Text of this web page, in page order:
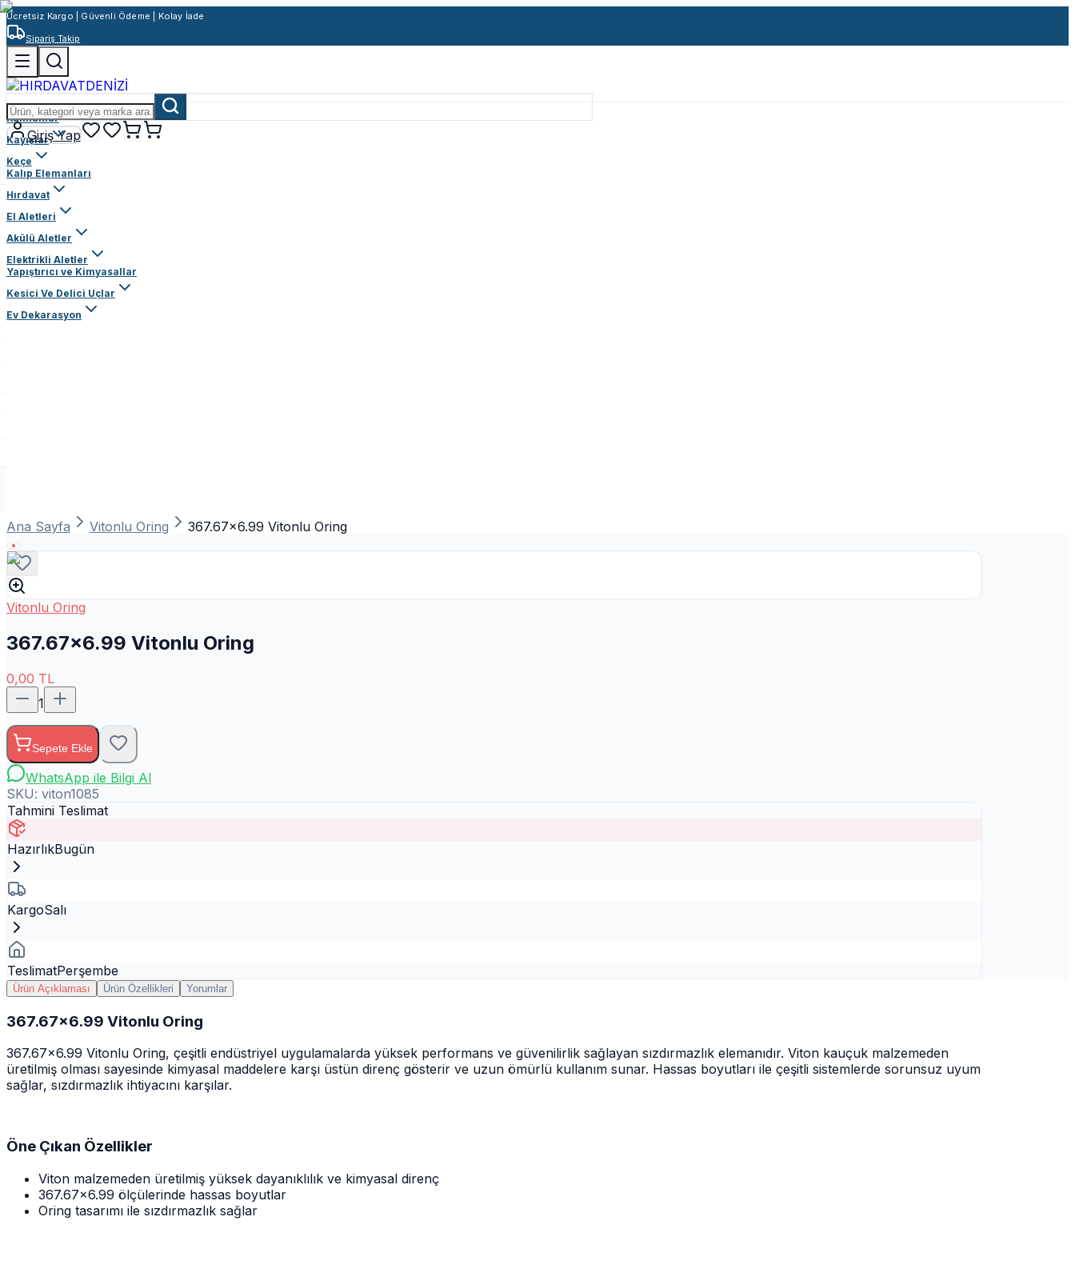
Ücretsiz Kargo | Güvenli Ödeme | Kolay İade
Sipariş Takip
Giriş Yap
Rulmanlar
Kayışlar
Keçe
Kalıp Elemanları
Hırdavat
El Aletleri
Akülü Aletler
Elektrikli Aletler
Yapıştırıcı ve Kimyasallar
Kesici Ve Delici Uçlar
Ev Dekarasyon
Ana Sayfa Vitonlu Oring 367.67x6.99 Vitonlu Oring
Vitonlu Oring
367.67x6.99 Vitonlu Oring
0,00 TL
1
Sepete Ekle
WhatsApp ile Bilgi Al
SKU: viton1085
Tahmini Teslimat
HazırlıkBugün
KargoSalı
TeslimatPerşembe
Ürün Açıklaması Ürün Özellikleri Yorumlar
367.67x6.99 Vitonlu Oring
367.67x6.99 Vitonlu Oring, çeşitli endüstriyel uygulamalarda yüksek performans ve güvenilirlik sağlayan sızdırmazlık elemanıdır. Viton kauçuk malzemeden
üretilmiş olması sayesinde kimyasal maddelere karşı üstün direnç gösterir ve uzun ömürlü kullanım sunar. Hassas boyutları ile çeşitli sistemlerde sorunsuz uyum
sağlar, sızdırmazlık ihtiyacını karşılar.
Öne Çıkan Özellikler
Viton malzemeden üretilmiş yüksek dayanıklılık ve kimyasal direnç
367.67x6.99 ölçülerinde hassas boyutlar
Oring tasarımı ile sızdırmazlık sağlar